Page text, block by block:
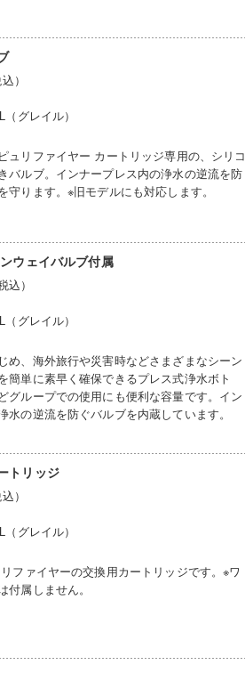
）
（グレイル）
ュリファイヤー カートリッジ専用の、シリコ
バルブ。インナープレス内の浄水の逆流を防
守ります。※旧モデルにも対応します。
ウェイバルブ付属
込）
（グレイル）
め、海外旅行や災害時などさまざまなシーン
簡単に素早く確保できるプレス式浄水ボト
グループでの使用にも便利な容量です。イン
水の逆流を防ぐバルブを内蔵しています。
トリッジ
）
（グレイル）
ファイヤーの交換用カートリッジです。※ワ
付属しません。